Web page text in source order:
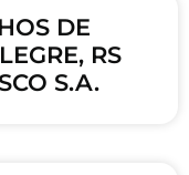
DE
RS
S.A.